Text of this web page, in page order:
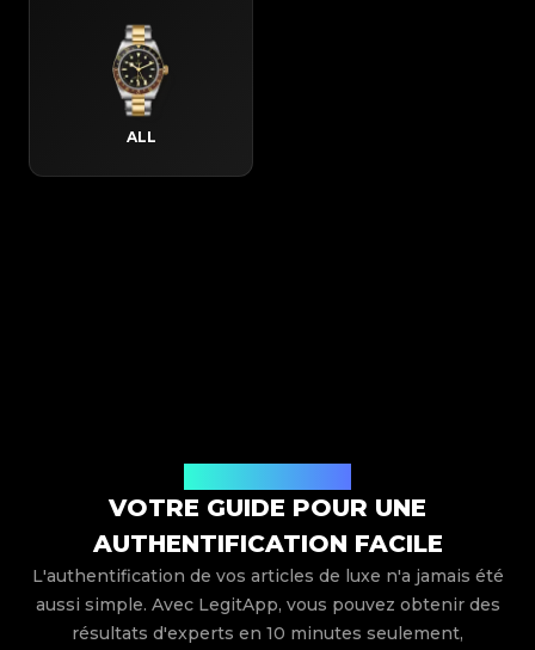
ALL
VOTRE GUIDE POUR UNE
AUTHENTIFICATION FACILE
L'authentification de vos articles de luxe n'a jamais été
aussi simple. Avec LegitApp, vous pouvez obtenir des
résultats d'experts en 10 minutes seulement,